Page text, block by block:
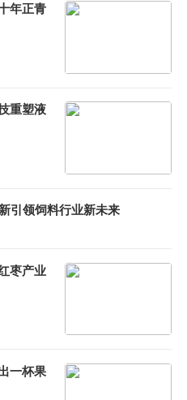
年正青
重塑液
引领饲料行业新未来
枣产业
一杯果